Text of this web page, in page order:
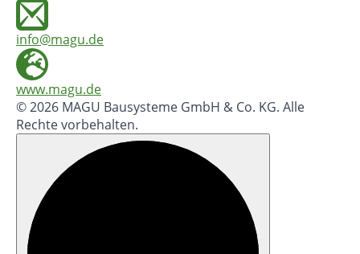
info@magu.de
www.magu.de
© 2026 MAGU Bausysteme GmbH & Co. KG. Alle
Rechte vorbehalten.